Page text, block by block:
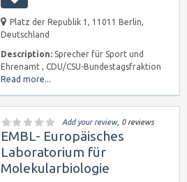
Platz der Republik 1, 11011 Berlin,
Deutschland
Description: Sprecher für Sport und
Ehrenamt , CDU/CSU-Bundestagsfraktion
Read more...
Add your review, 0 reviews
EMBL- Europäisches
Laboratorium für
Molekularbiologie